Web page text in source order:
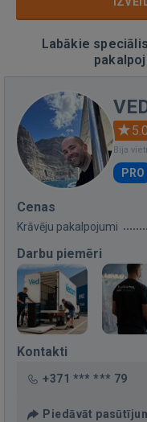
Labākie
5.0
Bija
PRO
Cenas
Krāvēju pakalpojumi
Darbu piemēri
Kontakti
+371 *** *** 79
Piedāvāt